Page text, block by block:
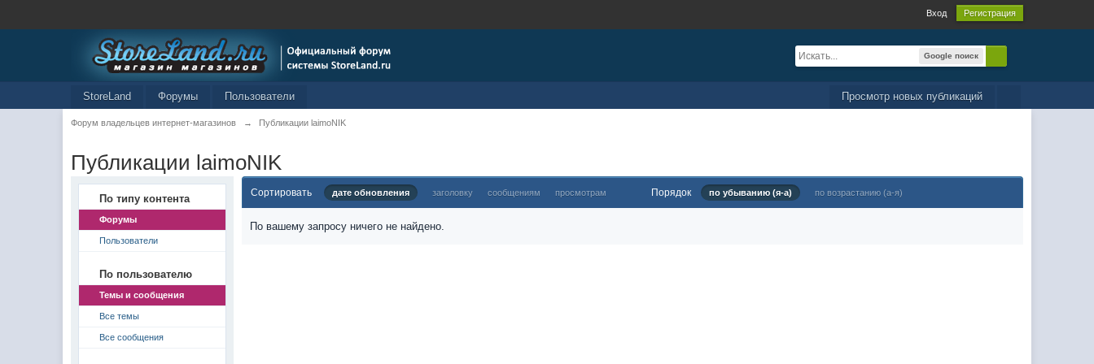
Вход Регистрация
Google поиск
Просмотр новых публикаций
StoreLand Форумы Пользователи
Форум владельцев интернет-магазинов → Публикации laimoNIK
Публикации laimoNIK
По типу контента
Форумы
Пользователи
По пользователю
Темы и сообщения
Все темы
Все сообщения
Сортировать дате обновления заголовку сообщениям просмотрам Порядок по убыванию (я-а) по возрастанию (а-я)
По вашему запросу ничего не найдено.